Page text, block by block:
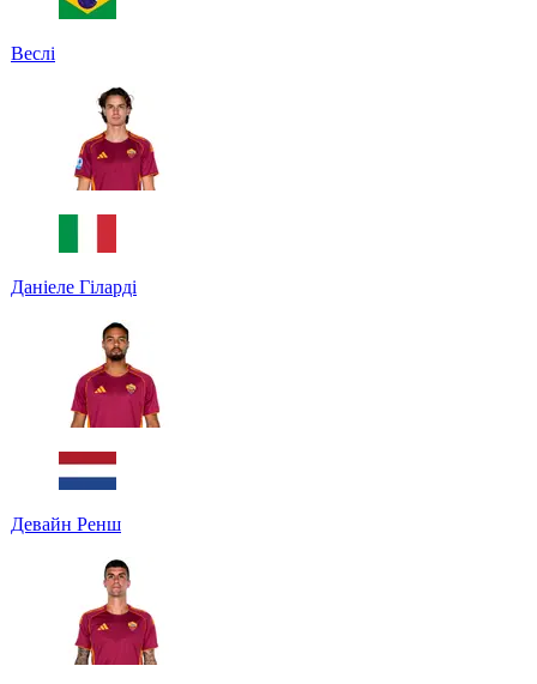
Веслі
Даніеле Гіларді
Девайн Ренш